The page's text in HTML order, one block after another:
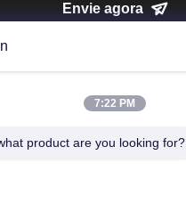
Envie agora
7:22 PM
product are you looking for?